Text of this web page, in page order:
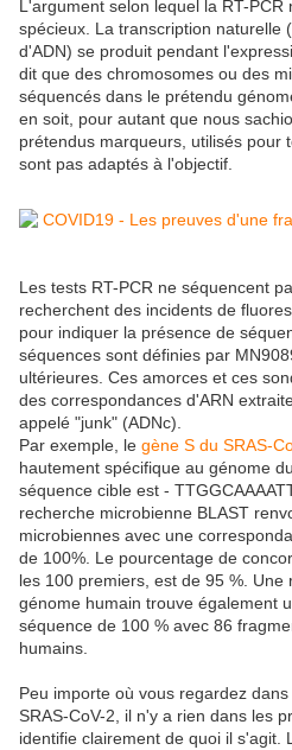
L'argument selon lequel la RT-
spécieux. La transcription naturelle
d'ADN) se produit pendant
dit que des chromosomes ou des
séquencés dans le prétendu
en soit, pour autant que nous
prétendus marqueurs, utilisés pour
sont pas adaptés à l'objectif.
Les tests RT-PCR ne séquencent
recherchent des incidents de
pour indiquer la présence de
séquences sont définies par
ultérieures. Ces amorces et ces
des correspondances d'ARN
appelé "junk" (ADNc).
Par exemple, le gène S du SRAS-
hautement spécifique au génome
séquence cible est -
recherche microbienne BLAST
microbiennes avec une
de 100%. Le pourcentage de
les 100 premiers, est de 95 %. Une
génome humain trouve également
séquence de 100 % avec 86
humains.
Peu importe où vous regardez
SRAS-CoV-2, il n'y a rien dans les
identifie clairement de quoi il s'agit.